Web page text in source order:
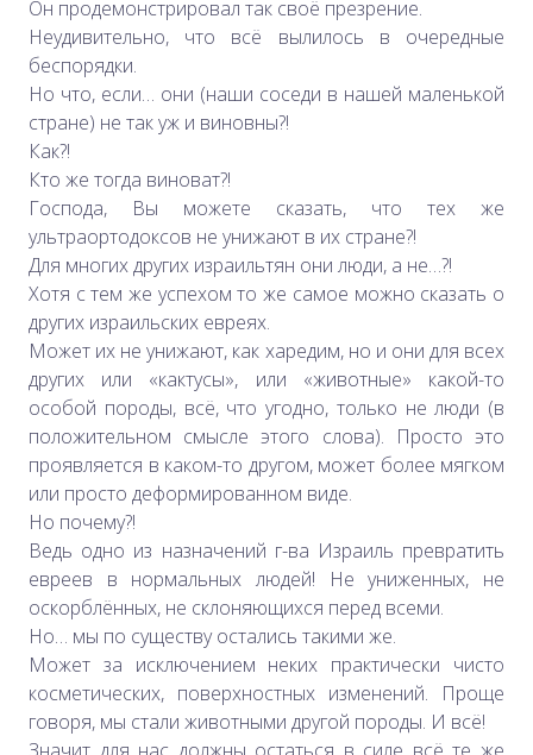
Он продемонстрировал так своё презрение.
Неудивительно, что всё вылилось в очередные
беспорядки.
Но что, если… они (наши соседи в нашей маленькой
стране) не так уж и виновны?!
Как?!
Кто же тогда виноват?!
Господа, Вы можете сказать, что тех же
ультраортодоксов не унижают в их стране?!
Для многих других израильтян они люди, а не…?!
Хотя с тем же успехом то же самое можно сказать о
других израильских евреях.
Может их не унижают, как харедим, но и они для всех
других или «кактусы», или «животные» какой-то
особой породы, всё, что угодно, только не люди (в
положительном смысле этого слова). Просто это
проявляется в каком-то другом, может более мягком
или просто деформированном виде.
Но почему?!
Ведь одно из назначений г-ва Израиль превратить
евреев в нормальных людей! Не униженных, не
оскорблённых, не склоняющихся перед всеми.
Но… мы по существу остались такими же.
Может за исключением неких практически чисто
косметических, поверхностных изменений. Проще
говоря, мы стали животными другой породы. И всё!